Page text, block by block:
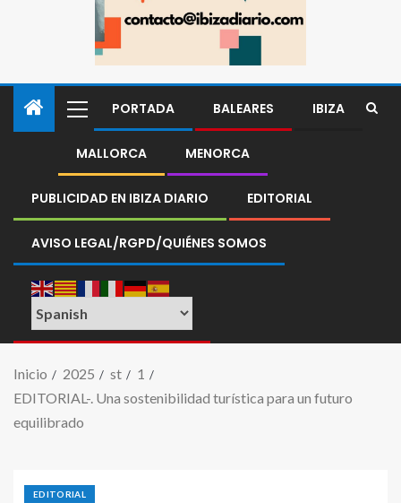
PORTADA BALEARES IBIZA
MALLORCA MENORCA
PUBLICIDAD EN IBIZA DIARIO EDITORIAL
AVISO LEGAL/RGPD/QUIÉNES SOMOS
Inicio 2025 st
1
EDITORIAL-. Una sostenibilidad turística para un futuro
equilibrado
EDITORIAL